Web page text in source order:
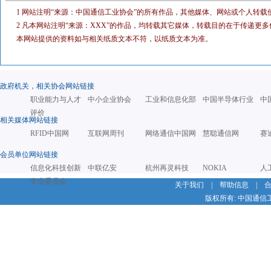
1 网站注明“来源：中国通信工业协会”的所有作品，其他媒体、网站或个人转
2 凡本网站注明“来源：XXX”的作品，均转载其它媒体，转载目的在于传递更
本网站提供的资料如与相关纸质文本不符，以纸质文本为准。
政府机关，相关协会网站链接
职业能力与人才
评价
中小企业协会 工业和信息化部 中国半导体行业 中
相关媒体网站链接
RFID中国网
互联网周刊 网络通信中国网 慧聪通信网 赛
会员单位网站链接
信息化科技创新
专业委员会
中联亿安 杭州再灵科技 NOKIA
人
关于我们
帮助信息
版权所有: 中国通信